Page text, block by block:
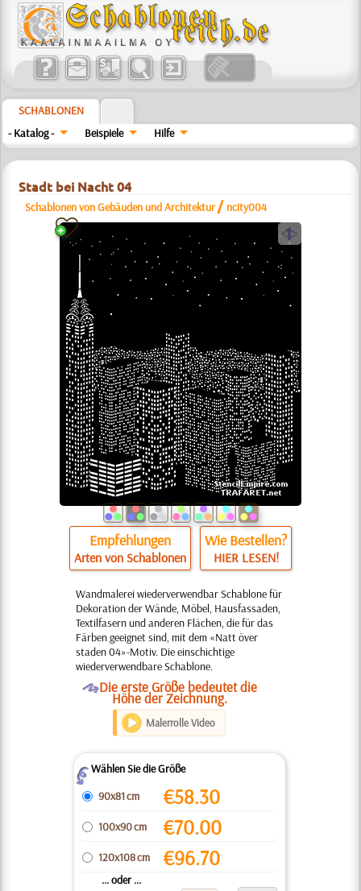
SCHABLONEN
- Katalog -
Beispiele Hilfe
Stadt bei Nacht 04
Schablonen von Gebäuden und Architektur / ncity004
a
Empfehlungen
Arten von Schablonen
Wie Bestellen?
HIER LESEN!
Wandmalerei wiederverwendbar Schablone für
Dekoration der Wände, Möbel, Hausfassaden,
Textilfasern und anderen Flächen, die für das
Färben geeignet sind, mit dem «Natt över
staden 04»-Motiv. Die einschichtige
wiederverwendbare Schablone.
ODie erste Größe bedeutet die
Höhe der Zeichnung.
Malerrolle Video
ZWählen Sie die Größe
90x81 cm
€58.30
100x90 cm €70.00
120x108 cm €96.70
... oder ...